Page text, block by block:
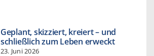
Geplant, skizziert, kreiert – und
schließlich zum Leben erweckt
23. Juni 2026